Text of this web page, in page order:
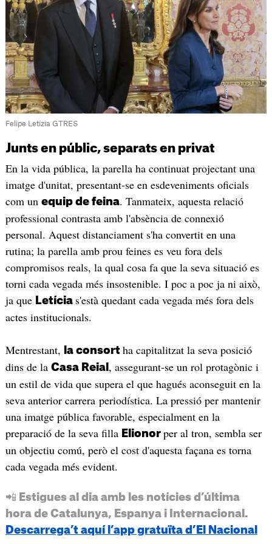
Felipe Letizia GTRES
Junts en públic, separats en privat
En la vida pública, la parella ha continuat projectant una
imatge d'unitat, presentant-se en esdeveniments oficials
com un equip de feina. Tanmateix, aquesta relació
professional contrasta amb l'absència de connexió
personal. Aquest distanciament s'ha convertit en una
rutina; la parella amb prou feines es veu fora dels
compromisos reals, la qual cosa fa que la seva situació es
torni cada vegada més insostenible. I poc a poc ja ni això,
ja que Letícia s'està quedant cada vegada més fora dels
actes institucionals.
Mentrestant, la consort ha capitalitzat la seva posició
dins de la Casa Reial , assegurant-se un rol protagònic i
un estil de vida que supera el que hagués aconseguit en la
seva anterior carrera periodística. La pressió per mantenir
una imatge pública favorable, especialment en la
preparació de la seva filla Elionor per al tron, sembla ser
un objectiu comú, però el cost d'aquesta façana es torna
cada vegada més evident.
📲 Estigues al dia amb les notícies d’última
hora de Catalunya, Espanya i Internacional.
Descarrega’t aquí l’app gratuïta d’El Nacional